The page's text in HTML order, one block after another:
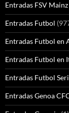
Entradas FSV Mainz
Entradas Futbol
Entradas Futbol en
Entradas Futbol en
Entradas Futbol
Entradas Genoa